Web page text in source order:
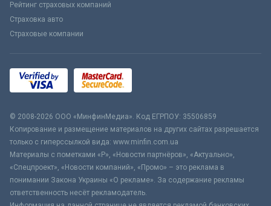
Рейтинг страховых компаний
Страховка авто
Страховые компании
© 2008-2026 ООО «МинфинМедиа». Код ЕГРПОУ: 35506859
Копирование и размещение материалов на других сайтах разрешается
только с гиперссылкой вида: www.minfin.com.ua
Материалы с пометками «Р», «Новости партнёров», «Актуально»,
«Спецпроект», «Новости компаний», «Промо» – это реклама в
понимании Закона Украины «О рекламе». За содержание рекламы
ответственность несёт рекламодатель.